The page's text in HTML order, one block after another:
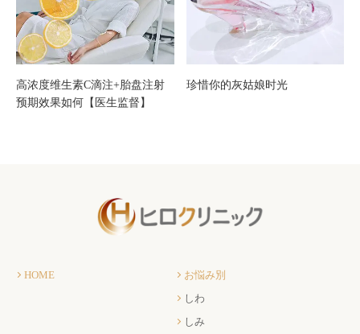
高浓度维生素C滴注+胎盘注射
预期效果如何【医生监督】
珍惜你的灰姑娘时光
HOME
お悩み別
しわ
しみ